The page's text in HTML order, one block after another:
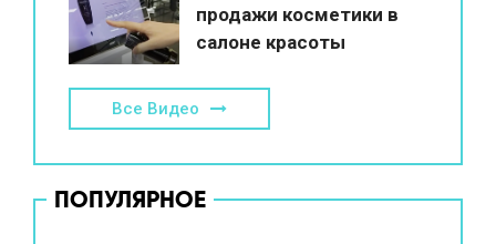
продажи косметики в
салоне красоты
Все Видео
ПОПУЛЯРНОЕ